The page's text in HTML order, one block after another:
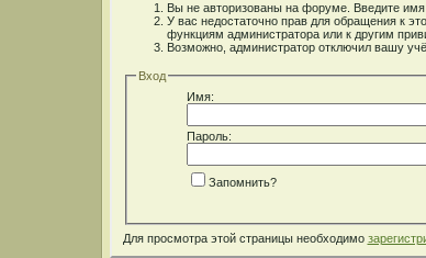
Вы не авторизованы на форуме. Введите
У вас недостаточно прав для обращения к
функциям администратора или к другим
Возможно, администратор отключил вашу
Вход
Имя:
Пароль:
Запомнить?
Для просмотра этой страницы необходимо